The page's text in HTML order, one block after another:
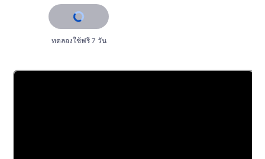
ทดลองใช้ฟรี 7 วัน